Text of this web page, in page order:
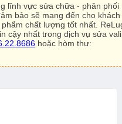
lĩnh vực sửa chữa - phân phối
bảo sẽ mang đến cho khách
chất lượng tốt nhất.
cậy nhất trong dịch vụ sửa vali
hoặc hòm thư: